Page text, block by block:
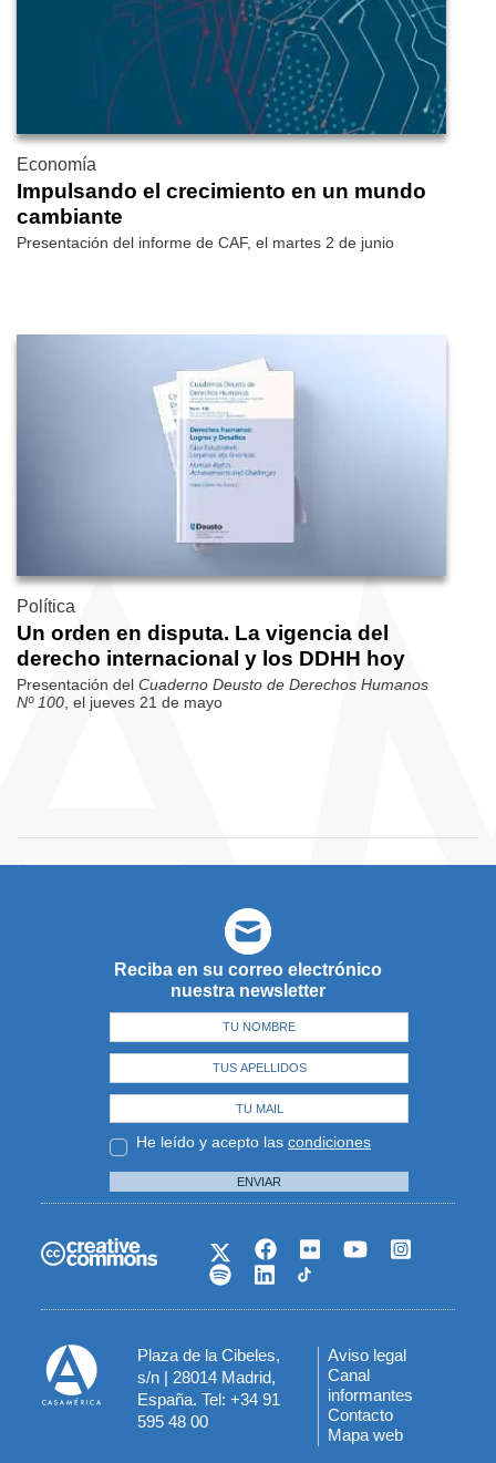
Economía
Impulsando el crecimiento en un mundo
cambiante
Presentación del informe de CAF, el martes 2 de junio
Política
Un orden en disputa. La vigencia del
derecho internacional y los DDHH hoy
Presentación del Cuaderno Deusto de Derechos Humanos
Nº 100 , el jueves 21 de mayo
Reciba en su correo electrónico
nuestra newsletter
He leído y acepto las condiciones
ENVIAR
Plaza de la Cibeles,
s/n | 28014 Madrid,
España. Tel: +34 91
595 48 00
Menú
del
pie
Aviso legal
Canal
informantes
Contacto
Mapa web